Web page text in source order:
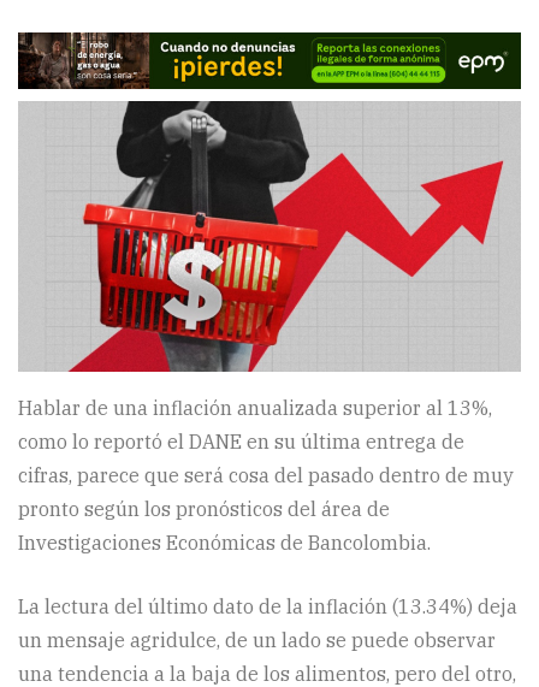
Hablar de una inflación anualizada superior al 13%,
como lo reportó el DANE en su última entrega de
cifras, parece que será cosa del pasado dentro de muy
pronto según los pronósticos del área de
Investigaciones Económicas de Bancolombia.
La lectura del último dato de la inflación (13.34%) deja
un mensaje agridulce, de un lado se puede observar
una tendencia a la baja de los alimentos, pero del otro,